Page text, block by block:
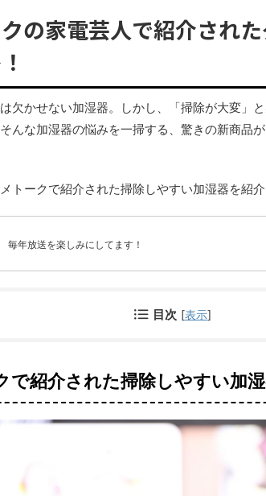
の家電芸人で紹介され
欠かせない加湿器。しかし、「掃除が大変」
んな加湿器の悩みを一掃する、驚きの新商品
トークで紹介された掃除しやすい加湿器を紹介
毎年放送を楽しみにしてます！
目次 [表示]
で紹介された掃除しやすい加